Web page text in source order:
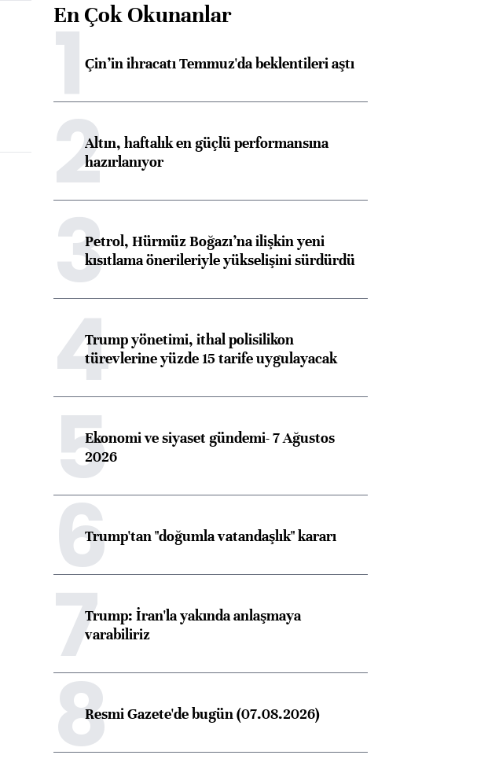
En Çok Okunanlar
1Çin’in ihracatı Temmuz'da beklentileri aştı
2Altın, haftalık en güçlü performansına
hazırlanıyor
3Petrol, Hürmüz Boğazı’na ilişkin yeni
kısıtlama önerileriyle yükselişini sürdürdü
4Trump yönetimi, ithal polisilikon
türevlerine yüzde 15 tarife uygulayacak
5Ekonomi ve siyaset gündemi- 7 Ağustos
2026
6Trump'tan "doğumla vatandaşlık" kararı
7Trump: İran'la yakında anlaşmaya
varabiliriz
8Resmi Gazete'de bugün (07.08.2026)